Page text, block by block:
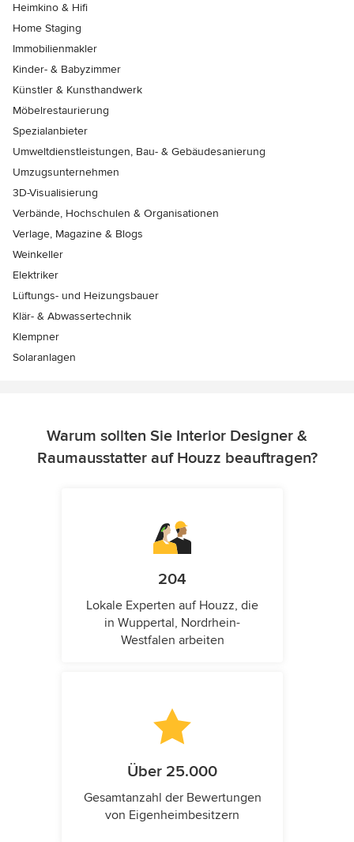
Heimkino & Hifi
Home Staging
Immobilienmakler
Kinder- & Babyzimmer
Künstler & Kunsthandwerk
Möbelrestaurierung
Spezialanbieter
Umweltdienstleistungen, Bau- & Gebäudesanierung
Umzugsunternehmen
3D-Visualisierung
Verbände, Hochschulen & Organisationen
Verlage, Magazine & Blogs
Weinkeller
Elektriker
Lüftungs- und Heizungsbauer
Klär- & Abwassertechnik
Klempner
Solaranlagen
Warum sollten Sie Interior Designer &
Raumausstatter auf Houzz beauftragen?
204
Lokale Experten auf Houzz, die
in Wuppertal, Nordrhein-
Westfalen arbeiten
Über 25.000
Gesamtanzahl der Bewertungen
von Eigenheimbesitzern